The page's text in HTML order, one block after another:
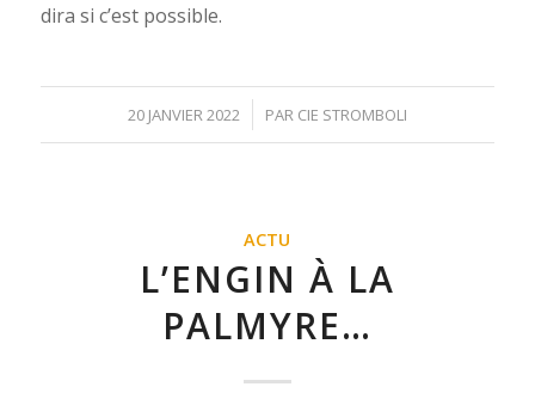
dira si c’est possible.
20 JANVIER 2022
/ PAR CIE STROMBOLI
ACTU
L’ENGIN À LA
PALMYRE…